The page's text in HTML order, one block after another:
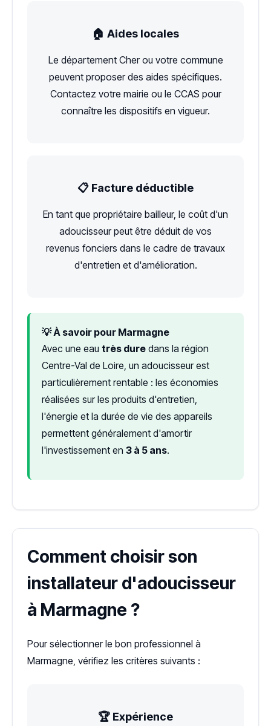
🏠 Aides locales
Le département Cher ou votre commune
peuvent proposer des aides spécifiques.
Contactez votre mairie ou le CCAS pour
connaître les dispositifs en vigueur.
📋 Facture déductible
En tant que propriétaire bailleur, le coût d'un
adoucisseur peut être déduit de vos
revenus fonciers dans le cadre de travaux
d'entretien et d'amélioration.
💡 À savoir pour Marmagne
Avec une eau très dure dans la région
Centre-Val de Loire, un adoucisseur est
particulièrement rentable : les économies
réalisées sur les produits d'entretien,
l'énergie et la durée de vie des appareils
permettent généralement d'amortir
l'investissement en 3 à 5 ans.
Comment choisir son
installateur d'adoucisseur
à Marmagne ?
Pour sélectionner le bon professionnel à
Marmagne, vérifiez les critères suivants :
🏆 Expérience